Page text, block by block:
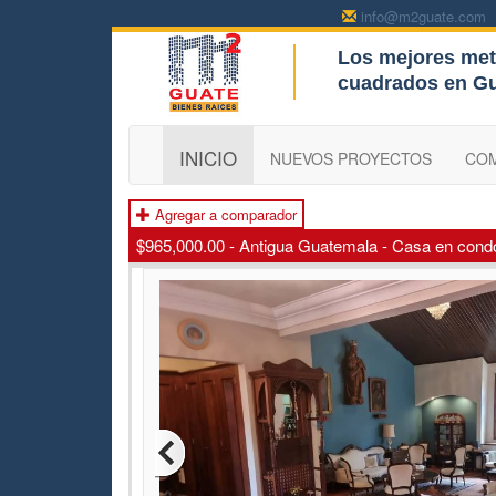
info@m2guate.com
Los mejores
cuadrados en
INICIO NUEVOS PROYECTOS
Agregar a comparador
$965,000.00 - Antigua Guatemala - Casa en